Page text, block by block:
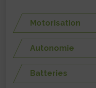
Motorisation
Autonomie
Batteries